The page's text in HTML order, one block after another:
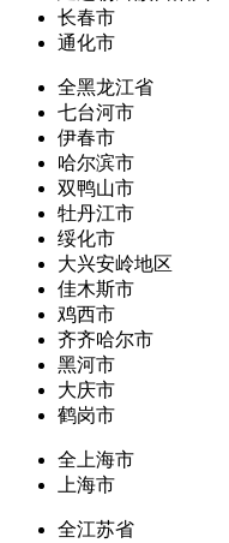
长春市
通化市
全黑龙江省
七台河市
伊春市
哈尔滨市
双鸭山市
牡丹江市
绥化市
大兴安岭地区
佳木斯市
鸡西市
齐齐哈尔市
黑河市
大庆市
鹤岗市
全上海市
上海市
全江苏省